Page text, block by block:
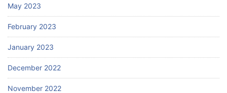
May 2023
February 2023
January 2023
December 2022
November 2022